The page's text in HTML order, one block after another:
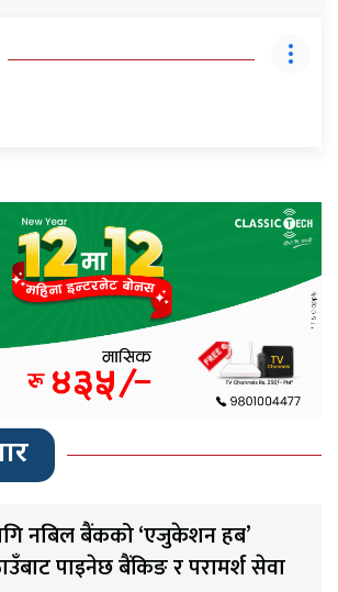
नबिल बैंकको ‘एजुकेशन हब’
पाइनेछ बैंकिङ र परामर्श सेवा